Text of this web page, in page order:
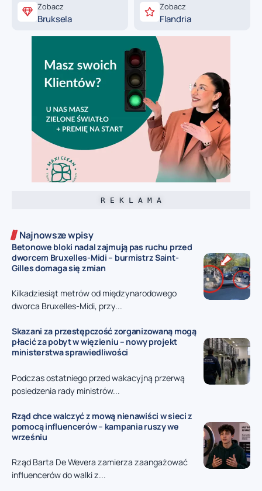
Zobacz
Bruksela
Zobacz
Flandria
R E K L A M A
Najnowsze wpisy
Betonowe bloki nadal zajmują pas ruchu przed
dworcem Bruxelles-Midi – burmistrz Saint-
Gilles domaga się zmian
Kilkadziesiąt metrów od międzynarodowego
dworca Bruxelles-Midi, przy...
Skazani za przestępczość zorganizowaną mogą
płacić za pobyt w więzieniu – nowy projekt
ministerstwa sprawiedliwości
Podczas ostatniego przed wakacyjną przerwą
posiedzenia rady ministrów...
Rząd chce walczyć z mową nienawiści w sieci z
pomocą influencerów – kampania ruszy we
wrześniu
Rząd Barta De Wevera zamierza zaangażować
influencerów do walki z...